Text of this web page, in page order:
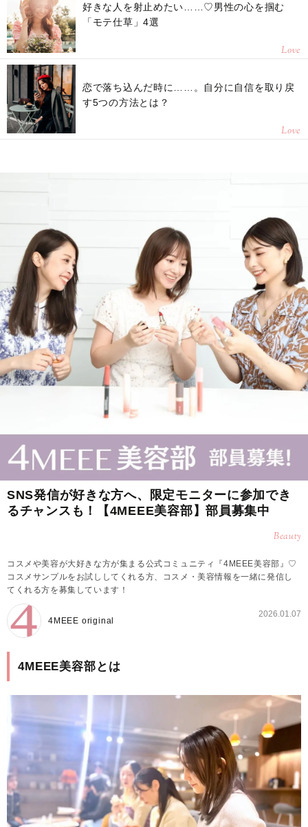
好きな人を射止めたい……♡男性の心を掴む
「モテ仕草」4選
Love
恋で落ち込んだ時に……。自分に自信を取り戻
す5つの方法とは？
Love
SNS発信が好きな方へ、限定モニターに参加でき
るチャンスも！【4MEEE美容部】部員募集中
Beauty
コスメや美容が大好きな方が集まる公式コミュニティ『4MEEE美容部』♡
コスメサンプルをお試ししてくれる方、コスメ・美容情報を一緒に発信し
てくれる方を募集しています！
4MEEE original
2026.01.07
4MEEE美容部とは